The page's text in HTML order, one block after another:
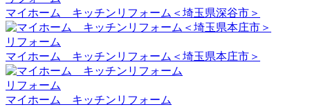
マイホーム キッチンリフォーム＜埼玉県深谷市＞
リフォーム
マイホーム キッチンリフォーム＜埼玉県本庄市＞
リフォーム
マイホーム キッチンリフォーム